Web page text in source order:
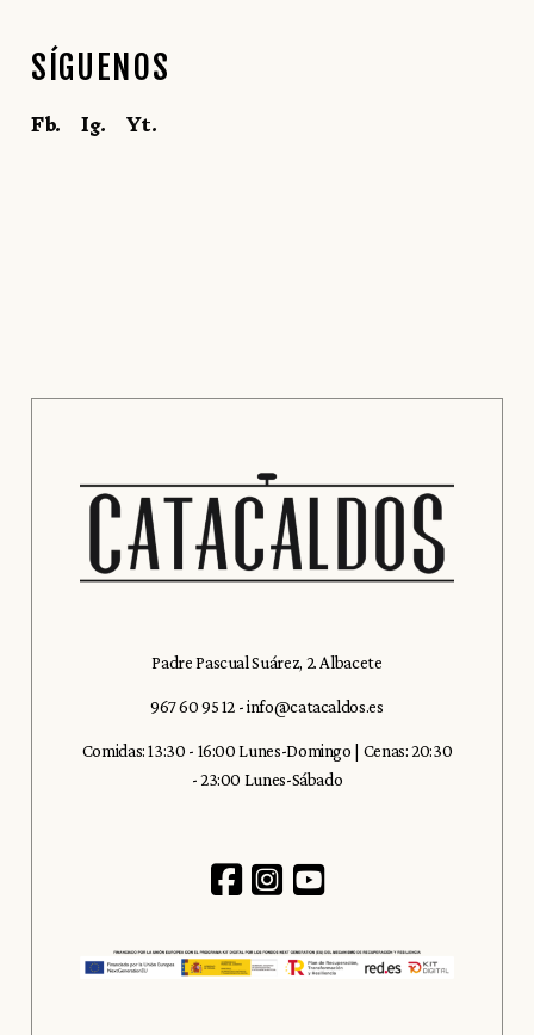
SÍGUENOS
Fb. Ig. Yt.
Padre Pascual Suárez, 2. Albacete
967 60 95 12 -info@catacaldos.es
Comidas: 13:30 - 16:00 Lunes-Domingo | Cenas: 20:30
- 23:00 Lunes-Sábado